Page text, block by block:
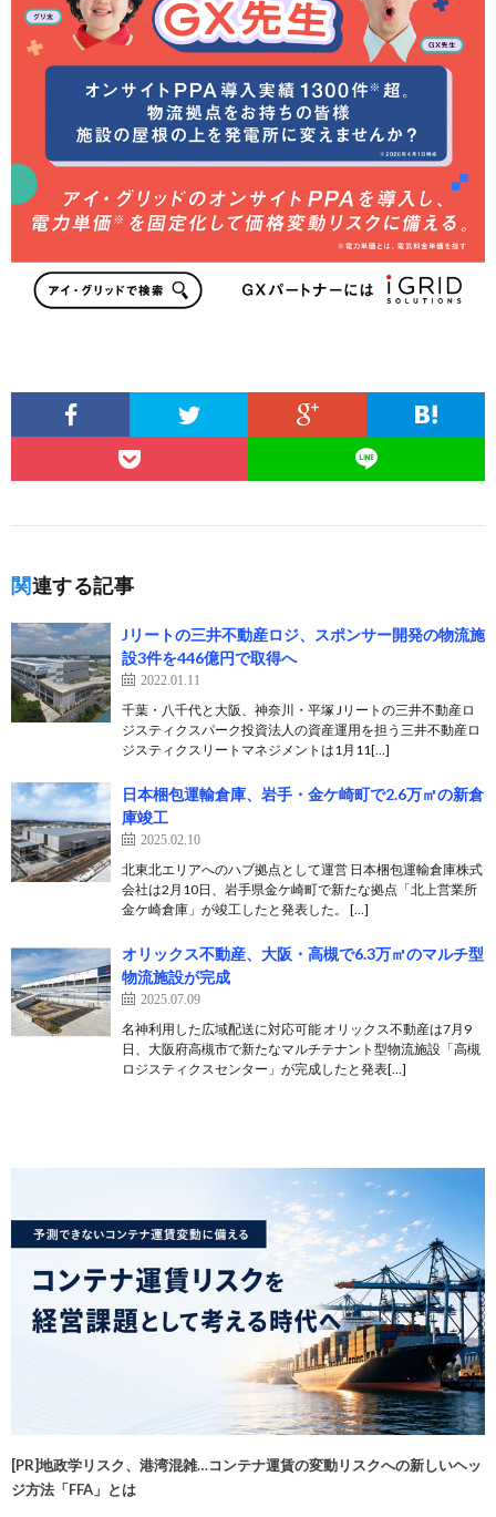
関連する記事
Jリートの三井不動産ロジ、スポンサー開発の物流施
設3件を446億円で取得へ
2022.01.11
千葉・八千代と大阪、神奈川・平塚 Jリートの三井不動産ロ
ジスティクスパーク投資法人の資産運用を担う三井不動産ロ
ジスティクスリートマネジメントは1月11[…]
日本梱包運輸倉庫、岩手・金ケ崎町で2.6万㎡の新倉
庫竣工
2025.02.10
北東北エリアへのハブ拠点として運営 日本梱包運輸倉庫株式
会社は2月10日、岩手県金ケ崎町で新たな拠点「北上営業所
金ケ崎倉庫」が竣工したと発表した。 […]
オリックス不動産、大阪・高槻で6.3万㎡のマルチ型
物流施設が完成
2025.07.09
名神利用した広域配送に対応可能 オリックス不動産は7月9
日、大阪府高槻市で新たなマルチテナント型物流施設「高槻
ロジスティクスセンター」が完成したと発表[…]
[PR]地政学リスク、港湾混雑…コンテナ運賃の変動リスクへの新しいヘッ
ジ方法「FFA」とは